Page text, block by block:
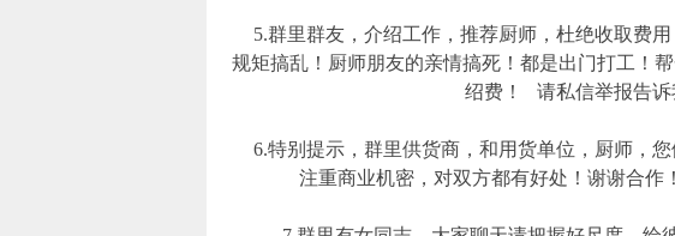
5.群里群友，介绍工作，推荐厨师，杜绝收取费
规矩搞乱！厨师朋友的亲情搞死！都是出门打工！
绍费！ 请私信举报告诉
6.特别提示，群里供货商，和用货单位，厨师，
注重商业机密，对双方都有好处！谢谢合作